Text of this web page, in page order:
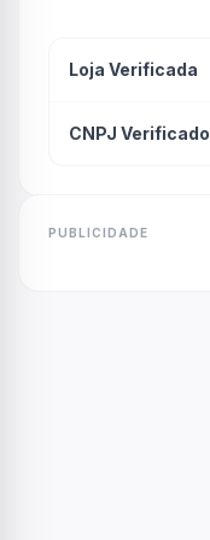
Loja Verificada
CNPJ Verificado
PUBLICIDADE